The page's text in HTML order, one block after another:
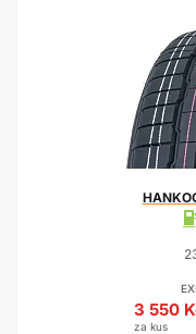
3 550
za kus